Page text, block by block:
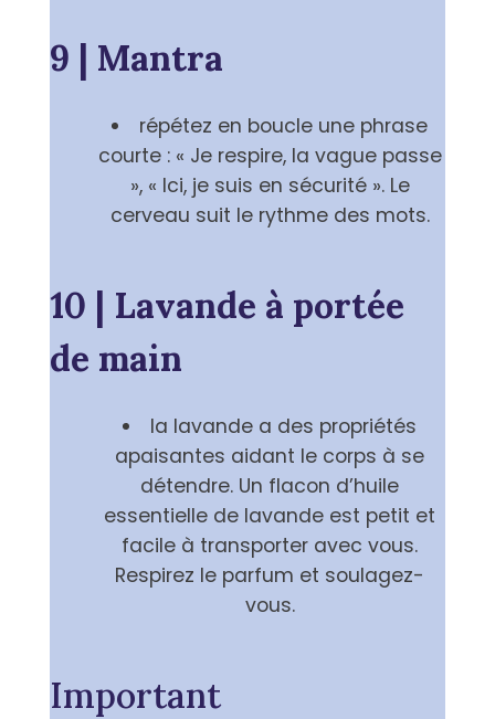
9 | Mantra
répétez en boucle une phrase
courte : « Je respire, la vague passe
», « Ici, je suis en sécurité ». Le
cerveau suit le rythme des mots.
10 | Lavande à portée
de main
la lavande a des propriétés
apaisantes aidant le corps à se
détendre. Un flacon d’huile
essentielle de lavande est petit et
facile à transporter avec vous.
Respirez le parfum et soulagez-
vous.
Important